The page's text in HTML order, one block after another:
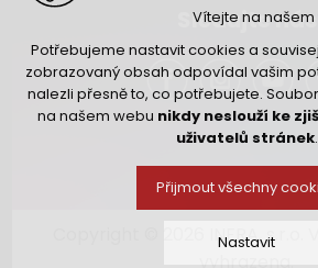
Vítejte na
Potřebujeme nastavit cookies a
zobrazovaný obsah odpovídal vašim
nalezli přesně to, co potřebujete.
na našem webu nikdy neslouží ke
uživatelů stránek.
Přijmout všechny
Nastavit
Sledujte nás
Copyright © 2026 INFRA, s.r.o.
vyhrazena.